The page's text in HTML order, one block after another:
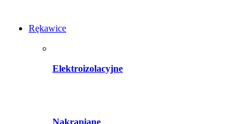
Rękawice
Elektroizolacyjne
Nakrapiane